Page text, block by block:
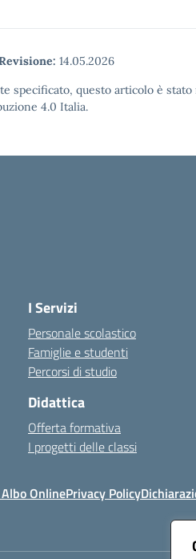
14.05.2026
specificato, questo articolo è
4.0 Italia.
I Servizi
Personale scolastico
Famiglie e studenti
Percorsi di studio
Didattica
Offerta formativa
I progetti delle classi
OnlinePrivacy Policy